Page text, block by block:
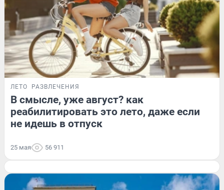
ЛЕТО РАЗВЛЕЧЕНИЯ
В смысле, уже август? как
реабилитировать это лето, даже если
не идешь в отпуск
25 мая 56 911